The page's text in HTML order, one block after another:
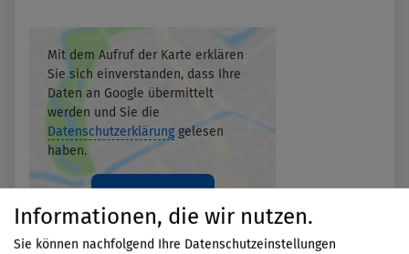
Informationen, die wir nutzen.
Sie können nachfolgend Ihre Datenschutzeinstellungen
Mit dem Aufruf der Karte erklären
Sie sich einverstanden, dass Ihre
Daten an Google übermittelt
werden und Sie die
Datenschutzerklärung gelesen
haben.